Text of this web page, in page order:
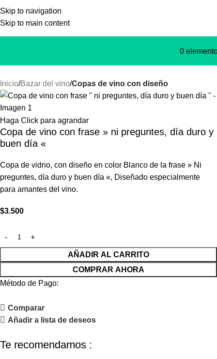
Skip to navigation
Skip to main content
0
Inicio Bazar del vino Copas de vino con diseño
Haga Click para agrandar
Copa de vino con frase » ni preguntes, día duro y
buen día «
Copa de vidrio, con diseño en color Blanco de la frase » Ni
preguntes, día duro y buen día «, Diseñado especialmente
para amantes del vino.
$3.500
AÑADIR AL CARRITO
COMPRAR AHORA
Método de Pago:
Comparar
Añadir a lista de deseos
Te recomendamos :